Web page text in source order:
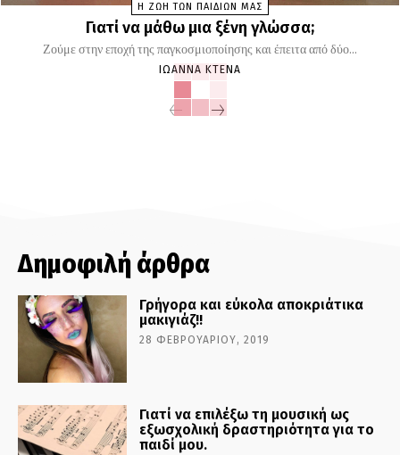
Η ΖΩΗ ΤΩΝ ΠΑΙΔΙΩΝ ΜΑΣ
Γιατί να μάθω μια ξένη γλώσσα;
Ζούμε στην εποχή της παγκοσμιοποίησης και έπειτα από δύο...
ΙΩΆΝΝΑ ΚΤΕΝΆ
Δημοφιλή άρθρα
Γρήγορα και εύκολα αποκριάτικα
μακιγιάζ!!
28 ΦΕΒΡΟΥΑΡΊΟΥ, 2019
Γιατί να επιλέξω τη μουσική ως
εξωσχολική δραστηριότητα για το
παιδί μου.